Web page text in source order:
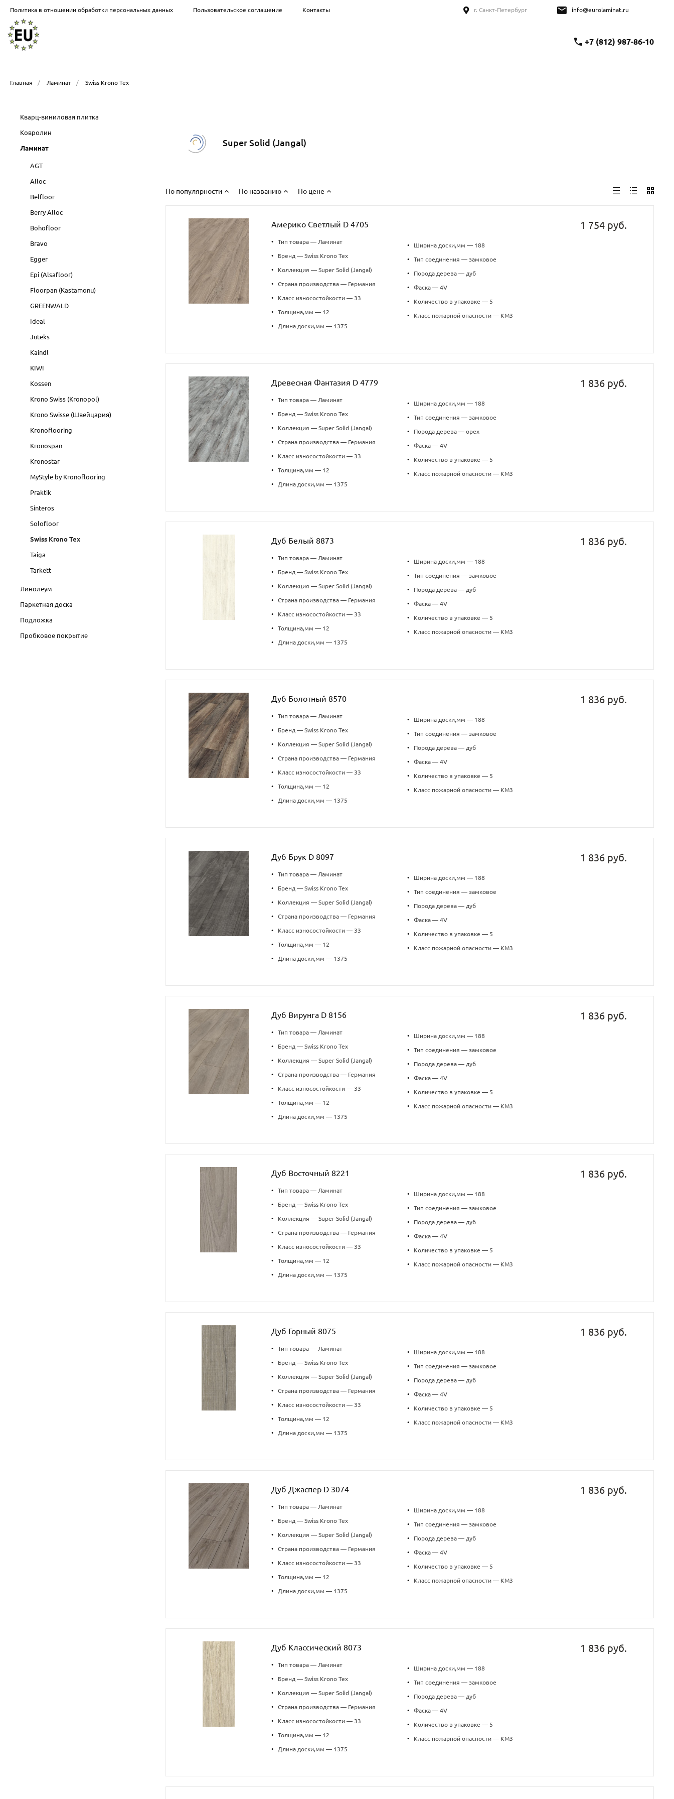
Политика в отношении обработки персональных данных Пользовательское соглашение Контакты г. Санкт-Петербург info@eurolaminat.ru
+7 (812) 987-86-10
Главная / Ламинат / Swiss Krono Tex
Кварц-виниловая плитка
Ковролин
Ламинат
AGT
Alloc
Belfloor
Berry Alloc
Bohofloor
Bravo
Egger
Epi (Alsafloor)
Floorpan (Kastamonu)
GREENWALD
Ideal
Juteks
Kaindl
KIWI
Kossen
Krono Swiss (Kronopol)
Krono Swisse (Швейцария)
Kronoflooring
Kronospan
Kronostar
MyStyle by Kronoflooring
Praktik
Sinteros
Solofloor
Swiss Krono Tex
Taiga
Tarkett
Линолеум
Паркетная доска
Подложка
Пробковое покрытие
Super Solid (Jangal)
По популярности По названию По цене
1 754 руб.
Америко Светлый D 4705
• Тип товара — Ламинат
• Бренд — Swiss Krono Tex
• Коллекция — Super Solid (Jangal)
• Страна производства — Германия
• Класс износостойкости — 33
• Толщина,мм — 12
• Длина доски,мм — 1375
• Ширина доски,мм — 188
• Тип соединения — замковое
• Порода дерева — дуб
• Фаска — 4V
• Количество в упаковке — 5
• Класс пожарной опасности — КМ3
1 836 руб.
Древесная Фантазия D 4779
• Тип товара — Ламинат
• Бренд — Swiss Krono Tex
• Коллекция — Super Solid (Jangal)
• Страна производства — Германия
• Класс износостойкости — 33
• Толщина,мм — 12
• Длина доски,мм — 1375
• Ширина доски,мм — 188
• Тип соединения — замковое
• Порода дерева — орех
• Фаска — 4V
• Количество в упаковке — 5
• Класс пожарной опасности — КМ3
1 836 руб.
Дуб Белый 8873
• Тип товара — Ламинат
• Бренд — Swiss Krono Tex
• Коллекция — Super Solid (Jangal)
• Страна производства — Германия
• Класс износостойкости — 33
• Толщина,мм — 12
• Длина доски,мм — 1375
• Ширина доски,мм — 188
• Тип соединения — замковое
• Порода дерева — дуб
• Фаска — 4V
• Количество в упаковке — 5
• Класс пожарной опасности — КМ3
1 836 руб.
Дуб Болотный 8570
• Тип товара — Ламинат
• Бренд — Swiss Krono Tex
• Коллекция — Super Solid (Jangal)
• Страна производства — Германия
• Класс износостойкости — 33
• Толщина,мм — 12
• Длина доски,мм — 1375
• Ширина доски,мм — 188
• Тип соединения — замковое
• Порода дерева — дуб
• Фаска — 4V
• Количество в упаковке — 5
• Класс пожарной опасности — КМ3
1 836 руб.
Дуб Брук D 8097
• Тип товара — Ламинат
• Бренд — Swiss Krono Tex
• Коллекция — Super Solid (Jangal)
• Страна производства — Германия
• Класс износостойкости — 33
• Толщина,мм — 12
• Длина доски,мм — 1375
• Ширина доски,мм — 188
• Тип соединения — замковое
• Порода дерева — дуб
• Фаска — 4V
• Количество в упаковке — 5
• Класс пожарной опасности — КМ3
1 836 руб.
Дуб Вирунга D 8156
• Тип товара — Ламинат
• Бренд — Swiss Krono Tex
• Коллекция — Super Solid (Jangal)
• Страна производства — Германия
• Класс износостойкости — 33
• Толщина,мм — 12
• Длина доски,мм — 1375
• Ширина доски,мм — 188
• Тип соединения — замковое
• Порода дерева — дуб
• Фаска — 4V
• Количество в упаковке — 5
• Класс пожарной опасности — КМ3
1 836 руб.
Дуб Восточный 8221
• Тип товара — Ламинат
• Бренд — Swiss Krono Tex
• Коллекция — Super Solid (Jangal)
• Страна производства — Германия
• Класс износостойкости — 33
• Толщина,мм — 12
• Длина доски,мм — 1375
• Ширина доски,мм — 188
• Тип соединения — замковое
• Порода дерева — дуб
• Фаска — 4V
• Количество в упаковке — 5
• Класс пожарной опасности — КМ3
1 836 руб.
Дуб Горный 8075
• Тип товара — Ламинат
• Бренд — Swiss Krono Tex
• Коллекция — Super Solid (Jangal)
• Страна производства — Германия
• Класс износостойкости — 33
• Толщина,мм — 12
• Длина доски,мм — 1375
• Ширина доски,мм — 188
• Тип соединения — замковое
• Порода дерева — дуб
• Фаска — 4V
• Количество в упаковке — 5
• Класс пожарной опасности — КМ3
1 836 руб.
Дуб Джаспер D 3074
• Тип товара — Ламинат
• Бренд — Swiss Krono Tex
• Коллекция — Super Solid (Jangal)
• Страна производства — Германия
• Класс износостойкости — 33
• Толщина,мм — 12
• Длина доски,мм — 1375
• Ширина доски,мм — 188
• Тип соединения — замковое
• Порода дерева — дуб
• Фаска — 4V
• Количество в упаковке — 5
• Класс пожарной опасности — КМ3
1 836 руб.
Дуб Классический 8073
• Тип товара — Ламинат
• Бренд — Swiss Krono Tex
• Коллекция — Super Solid (Jangal)
• Страна производства — Германия
• Класс износостойкости — 33
• Толщина,мм — 12
• Длина доски,мм — 1375
• Ширина доски,мм — 188
• Тип соединения — замковое
• Порода дерева — дуб
• Фаска — 4V
• Количество в упаковке — 5
• Класс пожарной опасности — КМ3